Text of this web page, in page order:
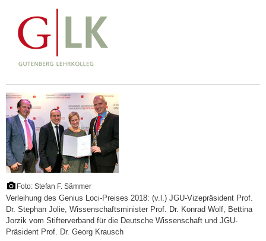
Foto: Stefan F. Sämmer
Verleihung des Genius Loci-Preises 2018: (v.l.) JGU-Vizepräsident Prof.
Dr. Stephan Jolie, Wissenschaftsminister Prof. Dr. Konrad Wolf, Bettina
Jorzik vom Stifterverband für die Deutsche Wissenschaft und JGU-
Präsident Prof. Dr. Georg Krausch